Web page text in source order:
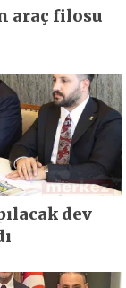
araç filosu
dev